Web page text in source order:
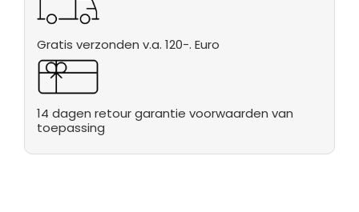
Gratis verzonden v.a. 120-. Euro
14 dagen retour garantie voorwaarden van
toepassing